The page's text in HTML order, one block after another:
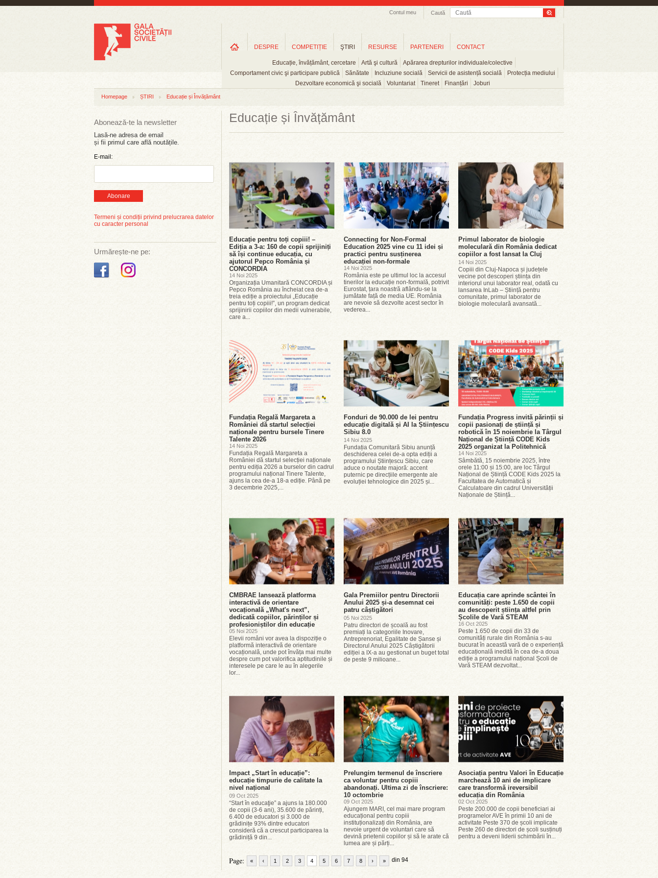
Caută
Contul meu
DESPRE COMPETIȚIE ŞTIRI
Educație, învățământ, cercetare Artă şi cultură
Apărarea drepturilor individuale/colective
Comportament civic şi participare publică
Sănătate Incluziune socială Servicii de asistență socială
Protecția mediului
Dezvoltare economică şi socială
Voluntariat Tineret Finanțări Joburi
RESURSE PARTENERI CONTACT
Homepage ȘTIRI Educație și Învățământ
Abonează-te la newsletter
Lasă-ne adresa de email
și fii primul care află noutățile.
E-mail:
Abonare
Termeni și condiții privind prelucrarea datelor
cu caracter personal
Urmărește-ne pe:
Educație și Învățământ
Educație pentru toți copiii! –
Ediția a 3-a: 160 de copii sprijiniți
să își continue educația, cu
ajutorul Pepco România și
CONCORDIA
14 Noi 2025
Organizația Umanitară CONCORDIA și
Pepco România au încheiat cea de-a
treia ediție a proiectului „Educație
pentru toți copiii!”, un program dedicat
sprijinirii copiilor din medii vulnerabile,
care a...
Connecting for Non-Formal
Education 2025 vine cu 11 idei și
practici pentru susținerea
educației non-formale
14 Noi 2025
România este pe ultimul loc la accesul
tinerilor la educație non-formală, potrivit
Eurostat, țara noastră aflându-se la
jumătate față de media UE. România
are nevoie să dezvolte acest sector în
vederea...
Primul laborator de biologie
moleculară din România dedicat
copiilor a fost lansat la Cluj
14 Noi 2025
Copiii din Cluj-Napoca și județele
vecine pot descoperi știința din
interiorul unui laborator real, odată cu
lansarea InLab – Știință pentru
comunitate, primul laborator de
biologie moleculară avansată...
Fundația Regală Margareta a
României dă startul selecției
naționale pentru bursele Tinere
Talente 2026
14 Noi 2025
Fundația Regală Margareta a
României dă startul selecției naționale
pentru ediția 2026 a burselor din cadrul
programului național Tinere Talente,
ajuns la cea de-a 18-a ediție. Până pe
3 decembrie 2025,...
Fonduri de 90.000 de lei pentru
educație digitală și AI la Științescu
Sibiu 8.0
14 Noi 2025
Fundația Comunitară Sibiu anunță
deschiderea celei de-a opta ediții a
programului Științescu Sibiu, care
aduce o noutate majoră: accent
puternic pe direcțiile emergente ale
evoluției tehnologice din 2025 și...
Fundația Progress invită părinții și
copii pasionați de știință și
robotică în 15 noiembrie la Târgul
Național de Știință CODE Kids
2025 organizat la Politehnică
14 Noi 2025
Sâmbătă, 15 noiembrie 2025, între
orele 11:00 și 15:00, are loc Târgul
Național de Știință CODE Kids 2025 la
Facultatea de Automatică și
Calculatoare din cadrul Universității
Naționale de Știință...
CMBRAE lansează platforma
interactivă de orientare
vocațională „What's next”,
dedicată copiilor, părinților și
profesioniștilor din educație
05 Noi 2025
Elevii români vor avea la dispoziție o
platformă interactivă de orientare
vocațională, unde pot învăța mai multe
despre cum pot valorifica aptitudinile și
interesele pe care le au în alegerile
lor...
Gala Premiilor pentru Directorii
Anului 2025 și-a desemnat cei
patru câștigători
05 Noi 2025
Patru directori de școală au fost
premiați la categoriile Inovare,
Antreprenoriat, Egalitate de Șanse și
Directorul Anului 2025 Câștigătorii
ediției a IX-a au gestionat un buget total
de peste 9 milioane...
Educația care aprinde scântei în
comunități: peste 1.650 de copii
au descoperit știința altfel prin
Școlile de Vară STEAM
16 Oct 2025
Peste 1.650 de copii din 33 de
comunități rurale din România s-au
bucurat în această vară de o experiență
educațională inedită în cea de-a doua
ediție a programului național Școli de
Vară STEAM dezvoltat...
Impact „Start în educație”:
educație timpurie de calitate la
nivel național
09 Oct 2025
“Start în educaţie” a ajuns la 180.000
de copii (3-6 ani), 35.600 de părinți,
6.400 de educatori și 3.000 de
grădinițe 93% dintre educatori
consideră că a crescut participarea la
grădiniță 9 din...
Prelungim termenul de înscriere
ca voluntar pentru copiii
abandonați. Ultima zi de înscriere:
10 octombrie
09 Oct 2025
Ajungem MARI, cel mai mare program
educațional pentru copiii
instituționalizați din România, are
nevoie urgent de voluntari care să
devină prietenii copiilor și să le arate că
lumea are și părți...
Asociația pentru Valori în Educație
marchează 10 ani de implicare
care transformă ireversibil
educația din România
02 Oct 2025
Peste 200.000 de copii beneficiari ai
programelor AVE în primii 10 ani de
activitate Peste 370 de școli implicate
Peste 260 de directori de școli susținuți
pentru a deveni liderii schimbării în...
Page: « ‹ 1 2 3 4 5 6 7 8 din 94
› »